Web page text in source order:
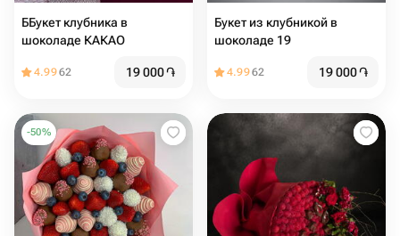
ББукет клубника в
шоколаде КАКАО
4.9962 19 000֏
Букет из клубникой в
шоколаде 19
4.9962 19 000֏
-50%